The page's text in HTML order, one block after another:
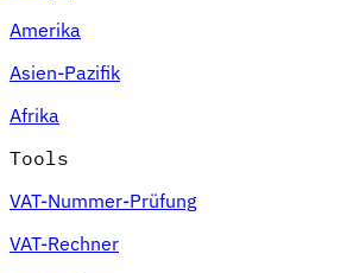
Amerika
Asien-Pazifik
Afrika
Tools
VAT-Nummer-Prüfung
VAT-Rechner